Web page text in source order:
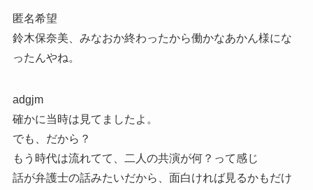
匿名希望
鈴木保奈美、みなおか終わったから働かなあかん様にな
ったんやね。
adgjm
確かに当時は見てましたよ。
でも、だから？
もう時代は流れてて、二人の共演が何？って感じ
話が弁護士の話みたいだから、面白ければ見るかもだけ